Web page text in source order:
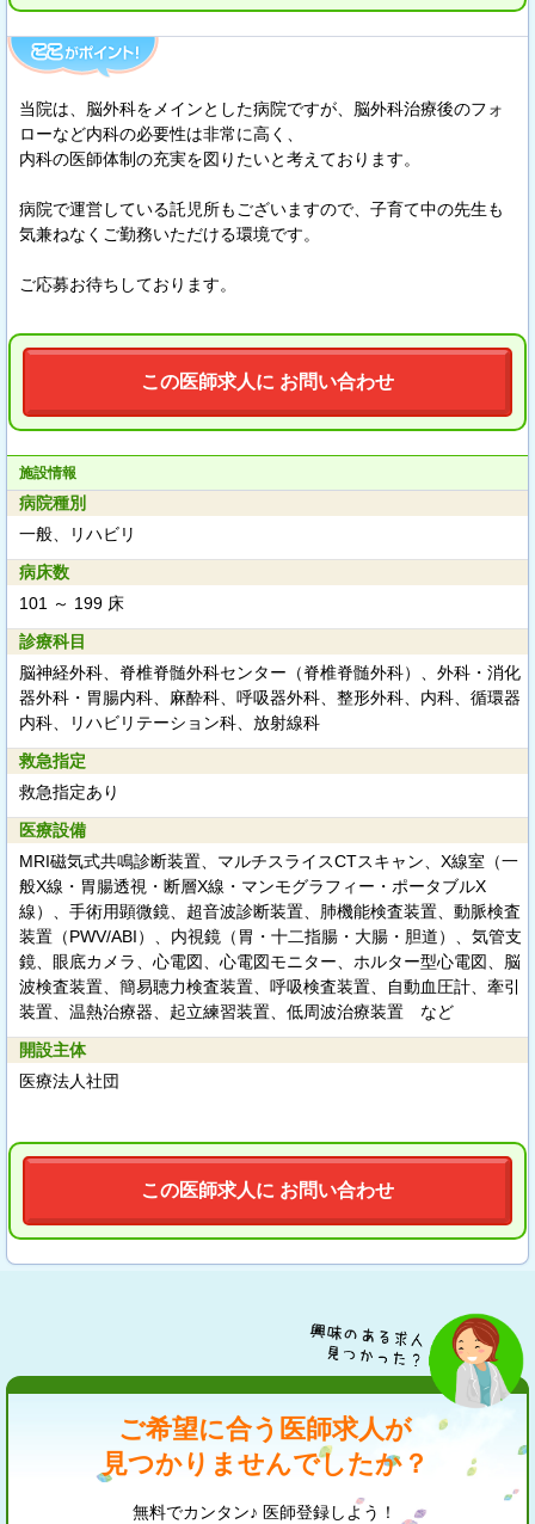
当院は、脳外科をメインとした病院ですが、脳外科治療後のフォ
ローなど内科の必要性は非常に高く、
内科の医師体制の充実を図りたいと考えております。
病院で運営している託児所もございますので、子育て中の先生も
気兼ねなくご勤務いただける環境です。
ご応募お待ちしております。
この医師求人に お問い合わせ
施設情報
病院種別
一般、リハビリ
病床数
101 ～ 199 床
診療科目
脳神経外科、脊椎脊髄外科センター（脊椎脊髄外科）、外科・消化
器外科・胃腸内科、麻酔科、呼吸器外科、整形外科、内科、循環器
内科、リハビリテーション科、放射線科
救急指定
救急指定あり
医療設備
MRI磁気式共鳴診断装置、マルチスライスCTスキャン、X線室（一
般X線・胃腸透視・断層X線・マンモグラフィー・ポータブルX
線）、手術用顕微鏡、超音波診断装置、肺機能検査装置、動脈検査
装置（PWV/ABI）、内視鏡（胃・十二指腸・大腸・胆道）、気管支
鏡、眼底カメラ、心電図、心電図モニター、ホルター型心電図、脳
波検査装置、簡易聴力検査装置、呼吸検査装置、自動血圧計、牽引
装置、温熱治療器、起立練習装置、低周波治療装置 など
開設主体
医療法人社団
この医師求人に お問い合わせ
ご希望に合う医師求人が
見つかりませんでしたか？
無料でカンタン♪ 医師登録しよう！